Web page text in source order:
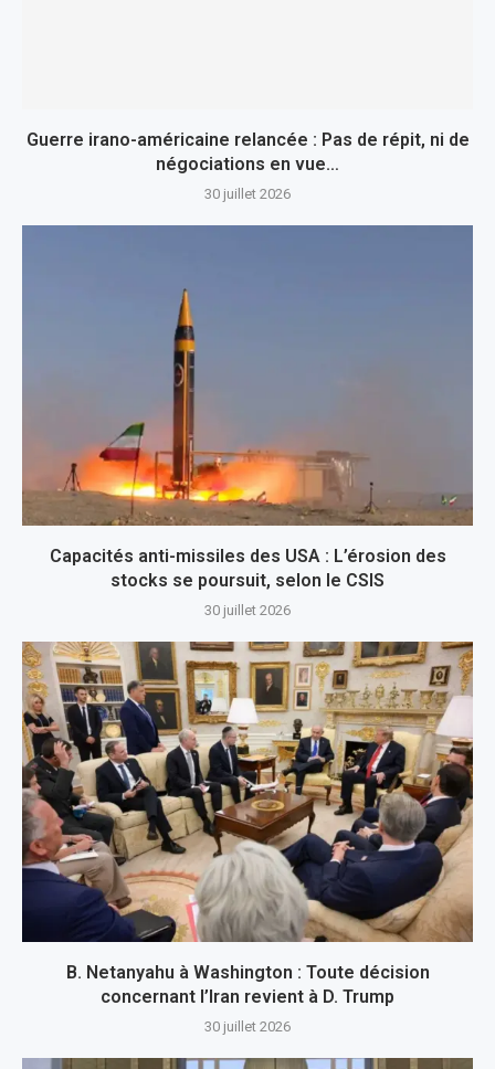
Guerre irano-américaine relancée : Pas de répit, ni de
négociations en vue…
30 juillet 2026
Capacités anti-missiles des USA : L’érosion des
stocks se poursuit, selon le CSIS
30 juillet 2026
B. Netanyahu à Washington : Toute décision
concernant l’Iran revient à D. Trump
30 juillet 2026